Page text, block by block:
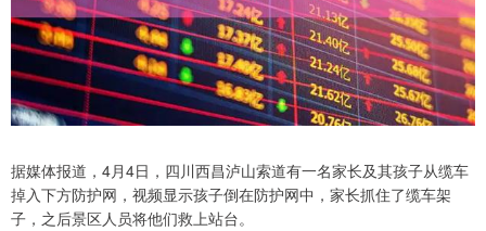
据媒体报道，4月4日，四川西昌泸山索道有一名家长及其孩子从缆车
掉入下方防护网，视频显示孩子倒在防护网中，家长抓住了缆车架
子，之后景区人员将他们救上站台。